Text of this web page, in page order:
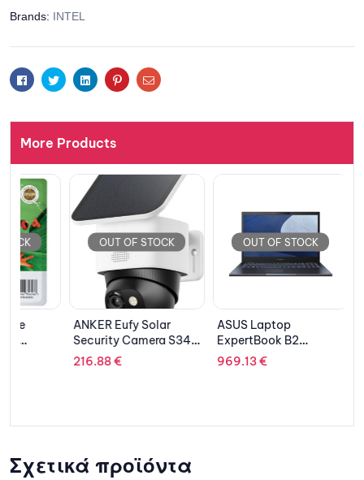
Brands: INTEL
FacebookTwitterLinkedinPinterestEmail
More Products
OUT OF STOCK
ANKER Eufy Solar
Security Camera S340
Solo Outdoor
OUT OF STOCK
ASUS Laptop
ExpertBook B2
B2502CBA-UI51C0X
€
Σχετικά προϊόντα